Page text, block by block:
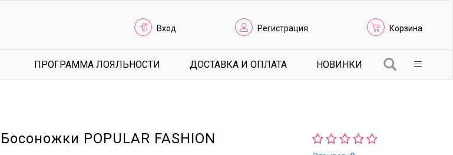
Вход Регистрация Корзина
ПРОГРАММА ЛОЯЛЬНОСТИ ДОСТАВКА И ОПЛАТА НОВИНКИ
Босоножки POPULAR FASHION